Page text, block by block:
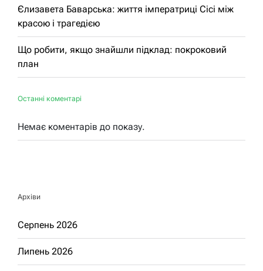
Єлизавета Баварська: життя імператриці Сісі між
красою і трагедією
Що робити, якщо знайшли підклад: покроковий
план
Останні коментарі
Немає коментарів до показу.
Архіви
Серпень 2026
Липень 2026